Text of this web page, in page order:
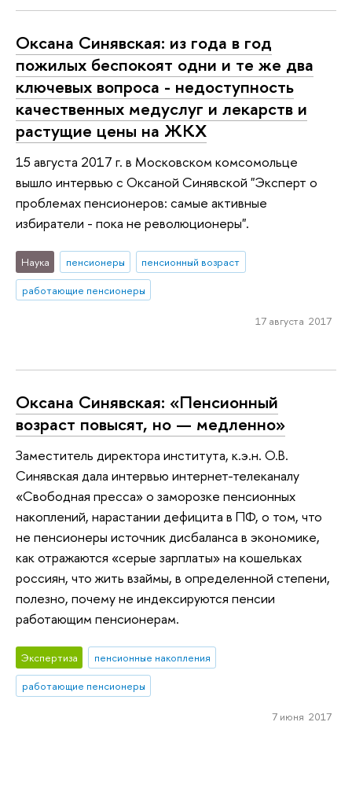
Оксана Синявская: из года в год
пожилых беспокоят одни и те же два
ключевых вопроса - недоступность
качественных медуслуг и лекарств и
растущие цены на ЖКХ
15 августа 2017 г. в Московском комсомольце
вышло интервью с Оксаной Синявской "Эксперт о
проблемах пенсионеров: самые активные
избиратели - пока не революционеры".
Наука пенсионеры
пенсионный возраст
работающие пенсионеры
17 августа 2017
Оксана Синявская: «Пенсионный
возраст повысят, но — медленно»
Заместитель директора института, к.э.н. О.В.
Синявская дала интервью интернет-телеканалу
«Свободная пресса» о заморозке пенсионных
накоплений, нарастании дефицита в ПФ, о том, что
не пенсионеры источник дисбаланса в экономике,
как отражаются «серые зарплаты» на кошельках
россиян, что жить взаймы, в определенной степени,
полезно, почему не индексируются пенсии
работающим пенсионерам.
Экспертиза
пенсионные накопления
работающие пенсионеры
7 июня 2017